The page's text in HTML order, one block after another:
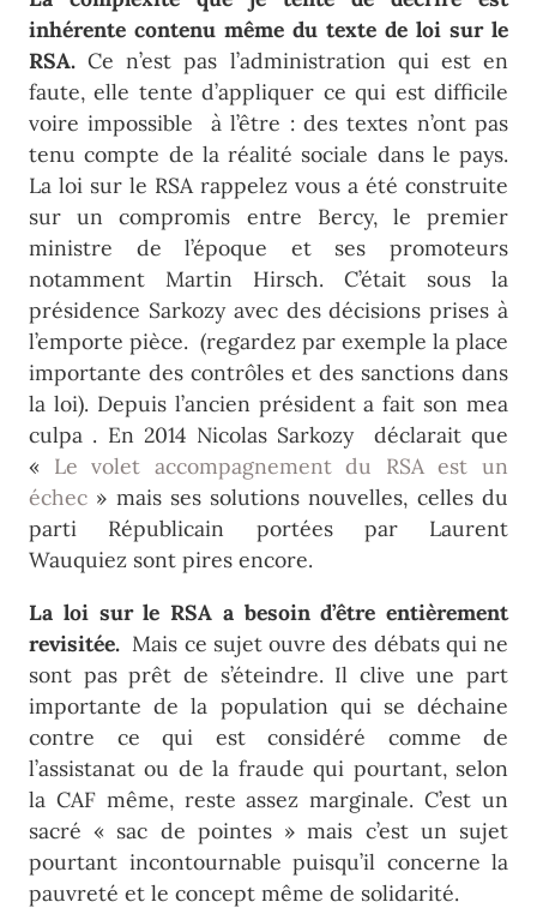
inhérente contenu même du texte de loi sur le
RSA. Ce n’est pas l’administration qui est en
faute, elle tente d’appliquer ce qui est difficile
voire impossible à l’être : des textes n’ont pas
tenu compte de la réalité sociale dans le pays.
La loi sur le RSA rappelez vous a été construite
sur un compromis entre Bercy, le premier
ministre de l’époque et ses promoteurs
notamment Martin Hirsch. C’était sous la
présidence Sarkozy avec des décisions prises à
l’emporte pièce. (regardez par exemple la place
importante des contrôles et des sanctions dans
la loi). Depuis l’ancien président a fait son mea
culpa . En 2014 Nicolas Sarkozy déclarait que
« Le volet accompagnement du RSA est un
échec » mais ses solutions nouvelles, celles du
parti Républicain portées par Laurent
Wauquiez sont pires encore.
La loi sur le RSA a besoin d’être entièrement
revisitée. Mais ce sujet ouvre des débats qui ne
sont pas prêt de s’éteindre. Il clive une part
importante de la population qui se déchaine
contre ce qui est considéré comme de
l’assistanat ou de la fraude qui pourtant, selon
la CAF même, reste assez marginale. C’est un
sacré « sac de pointes » mais c’est un sujet
pourtant incontournable puisqu’il concerne la
pauvreté et le concept même de solidarité.